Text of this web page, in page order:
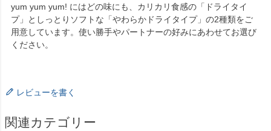
yum yum yum! にはどの味にも、カリカリ食感の「ドライタイ
プ」としっとりソフトな「やわらかドライタイプ」の2種類をご
用意しています。使い勝手やパートナーの好みにあわせてお選び
ください。
レビューを書く
関連カテゴリー